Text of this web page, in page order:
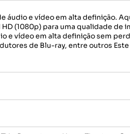
áudio e vídeo em alta definição.
(1080p) para uma qualidade de
e vídeo em alta definição sem
de Blu-ray, entre outros Este